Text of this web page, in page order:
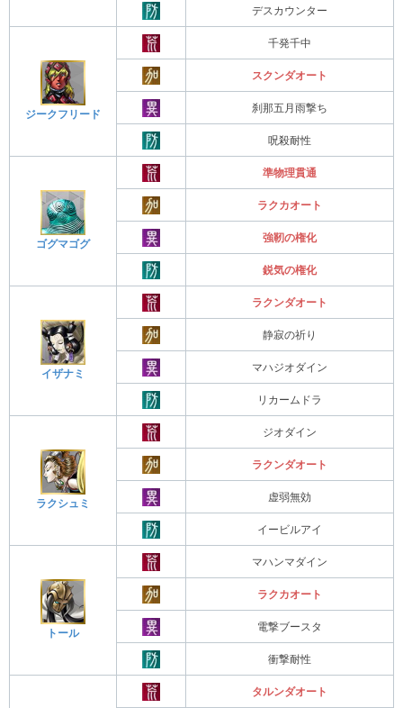
デスカウンター
ジークフリード
千発千中
スクンダオート
刹那五月雨撃ち
呪殺耐性
ゴグマゴグ
準物理貫通
ラクカオート
強靭の権化
鋭気の権化
イザナミ
ラクンダオート
静寂の祈り
マハジオダイン
リカームドラ
ラクシュミ
ジオダイン
ラクンダオート
虚弱無効
イービルアイ
トール
マハンマダイン
ラクカオート
電撃ブースタ
衝撃耐性
タルンダオート